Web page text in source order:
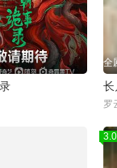
全
长
3.0